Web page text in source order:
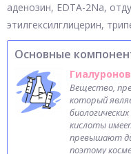
аденозин, EDTA-2Na,
этилгексилглицерин,
Основные
Вещество,
который
кислоты
превышают
поэтому